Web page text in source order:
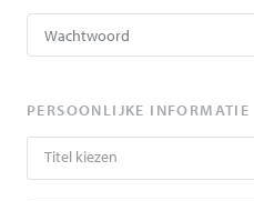
PERSOONLIJKE INFORMATIE
Titel kiezen